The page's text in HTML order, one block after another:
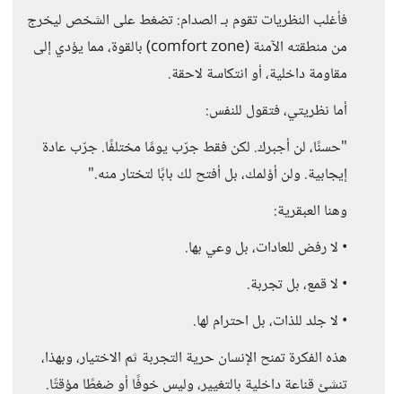
فأغلب النظريات تقوم بـ الصدام: تضغط على الشخص ليخرج
من منطقته الآمنة (comfort zone) بالقوة، مما يؤدي إلى
مقاومة داخلية، أو انتكاسة لاحقة.
أما نظريتي، فتقول للنفس:
"حسنًا، لن أجبرك. لكن فقط جرّب يومًا مختلفًا. جرّب عادة
إيجابية. ولن أؤلمك، بل أفتح لك بابًا لتختار منه."
وهنا العبقرية:
• لا رفض للعادات، بل وعي بها.
• لا قمع، بل تجربة.
• لا جلد للذات، بل احترام لها.
هذه الفكرة تمنح الإنسان حرية التجربة ثم الاختيار، وبهذا،
تنشئ قناعة داخلية بالتغيير، وليس خوفًا أو ضغطًا مؤقتًا.